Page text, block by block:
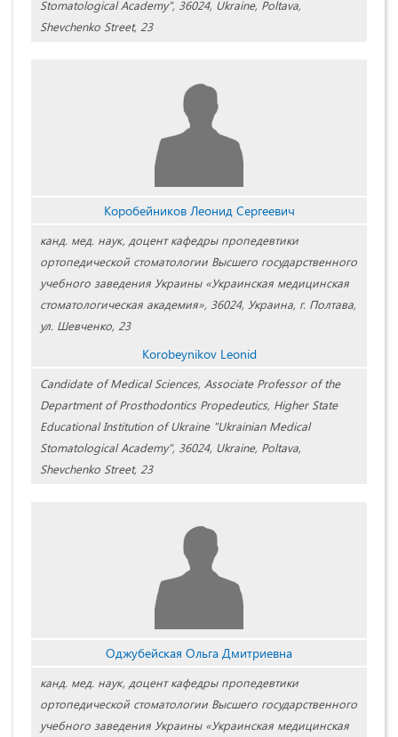
Stomatological Academy", 36024, Ukraine, Poltava,
Shevchenko Street, 23
Коробейников Леонид Сергеевич
канд. мед. наук, доцент кафедры пропедевтики
ортопедической стоматологии Высшего государственного
учебного заведения Украины «Украинская медицинская
стоматологическая академия», 36024, Украина, г. Полтава,
ул. Шевченко, 23
Korobeynikov Leonid
Candidate of Medical Sciences, Associate Professor of the
Department of Prosthodontics Propedeutics, Higher State
Educational Institution of Ukraine "Ukrainian Medical
Stomatological Academy", 36024, Ukraine, Poltava,
Shevchenko Street, 23
Оджубейская Ольга Дмитриевна
канд. мед. наук, доцент кафедры пропедевтики
ортопедической стоматологии Высшего государственного
учебного заведения Украины «Украинская медицинская